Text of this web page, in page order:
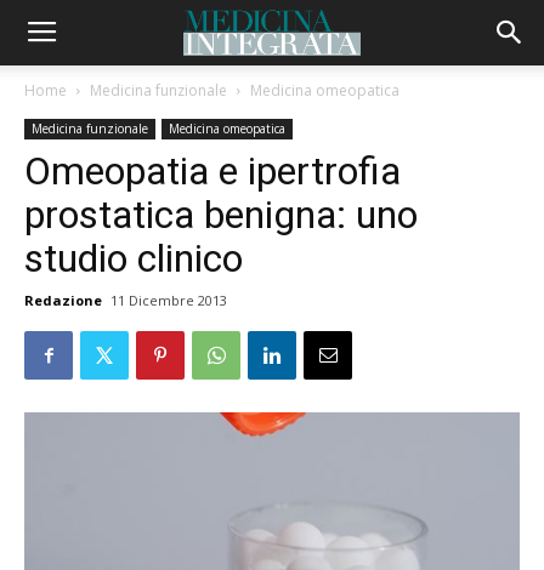
Home Medicina funzionale Medicina omeopatica
Medicina funzionale Medicina omeopatica
Omeopatia e ipertrofia
prostatica benigna: uno
studio clinico
Redazione 11 Dicembre 2013